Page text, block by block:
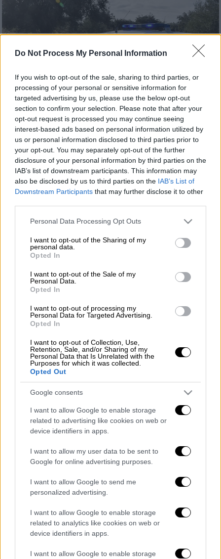
Do Not Process My Personal Information
If you wish to opt-out of the sale, sharing to third parties, or
processing of your personal or sensitive information for
targeted advertising by us, please use the below opt-out
section to confirm your selection. Please note that after your
opt-out request is processed you may continue seeing
interest-based ads based on personal information utilized by
us or personal information disclosed to third parties prior to
your opt-out. You may separately opt-out of the further
disclosure of your personal information by third parties on the
IAB’s list of downstream participants. This information may
also be disclosed by us to third parties on the IAB’s List of
Downstream Participants that may further disclose it to other
Please note that this website/app uses one or more Google
not limited to your visit or usage behaviour. You may click to
grant or deny consent to Google and its third-party tags to
use your data for below specified purposes in below Google
consent section.
Personal Data Processing Opt Outs
I want to opt-out of the Sharing of my
personal data.
Opted In
I want to opt-out of the Sale of my
Personal Data.
Opted In
I want to opt-out of processing my
Personal Data for Targeted Advertising.
Opted In
I want to opt-out of Collection, Use,
Retention, Sale, and/or Sharing of my
Personal Data that Is Unrelated with the
Purposes for which it was collected.
Opted Out
Google consents
I want to allow Google to enable storage
related to advertising like cookies on web or
device identifiers in apps.
I want to allow my user data to be sent to
Google for online advertising purposes.
I want to allow Google to send me
personalized advertising.
I want to allow Google to enable storage
related to analytics like cookies on web or
device identifiers in apps.
I want to allow Google to enable storage
Περιπολικό της Ελληνικής Αστυνομίας (Βασίλης Παπαδόπουλος
/Eurokinissi)
Προσθέστε το ΕΘΝΟΣ στη Google
Με κυνηγετικό όπλοπυροβόλησε το γείτονα
του61χρονος, στη Λιμνιά Καβάλας τη
Δευτέρα του Πάσχα, με αποτέλεσμα να τον
τραυματίσει ελαφρά στο λαιμό
. Ο 61χρονος
ανθρωποκτονίας.
αστυνομίας, ο 61χρονος πυροβόλησε το
γείτονά του
που είχε μαζί του. Στη συνέχεια διέφυγε με
Ι.Χ.Ε. αυτοκίνητο, ενώ ο παθόντας μετέβη
στο νοσοκομείο Καβάλας όπου μετά την
παροχή πρώτων βοηθειών αποχώρησε.
Στο σημείο βρέθηκαν και κατασχέθηκαν
εννέα κάλυκες κυνηγετικού όπλου. Επίσης,
από την οικία του δράστη κατασχέθηκαν ένα
φυσίγγια κυνηγετικού όπλου.
Έπειτα από σχετικές αναζητήσεις στην
ευρύτερη περιοχή οι αστυνομικοί εντόπισαν
σε επαρχιακή οδό το αυτοκίνητο που
χρησιμοποίησε ο δράστης, ενώ ο ίδιος
εντοπίσθηκε και συνελήφθη σε παρακείμενη
θαμνώδη περιοχή.